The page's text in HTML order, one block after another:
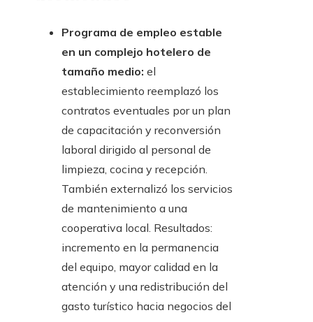
Programa de empleo estable
en un complejo hotelero de
tamaño medio: el
establecimiento reemplazó los
contratos eventuales por un plan
de capacitación y reconversión
laboral dirigido al personal de
limpieza, cocina y recepción.
También externalizó los servicios
de mantenimiento a una
cooperativa local. Resultados:
incremento en la permanencia
del equipo, mayor calidad en la
atención y una redistribución del
gasto turístico hacia negocios del